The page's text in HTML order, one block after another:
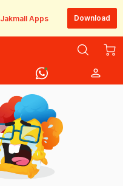
Jakmall Apps Download
person